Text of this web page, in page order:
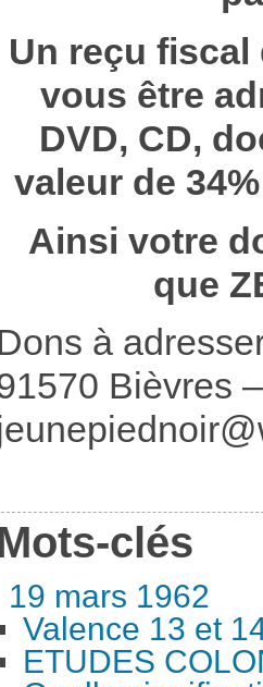
Un reçu fiscal
vous être
DVD, CD,
valeur de
Ainsi votre
que
à
Bièvres
clés
19 mars 1962
Valence 13 et
ETUDES